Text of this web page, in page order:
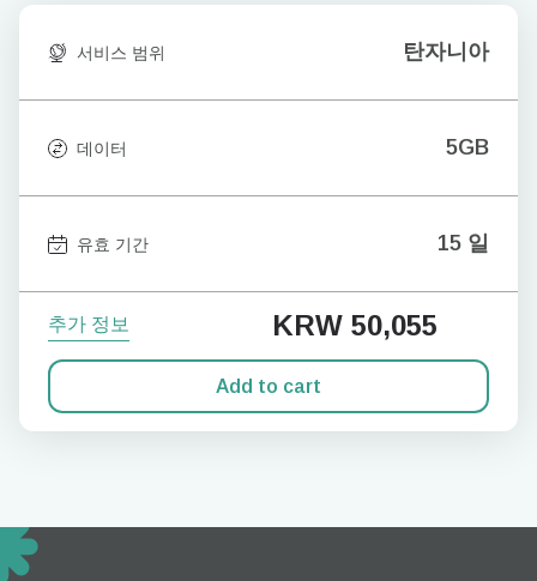
서비스 범위 탄자니아
데이터 5GB
유효 기간 15 일
추가 정보 KRW 50,055
Add to cart